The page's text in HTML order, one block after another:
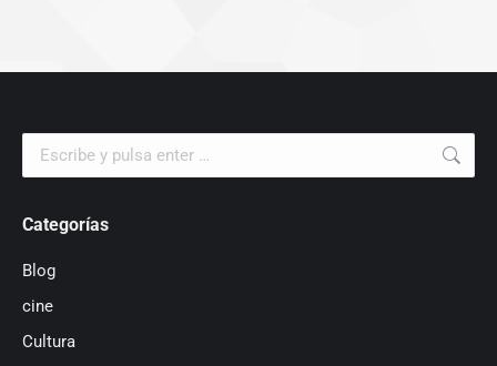
Buscar:
Categorías
Blog
cine
Cultura